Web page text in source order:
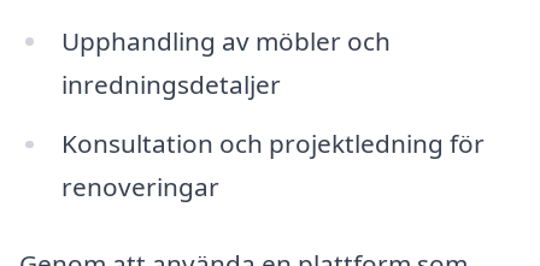
Upphandling av möbler och
inredningsdetaljer
Konsultation och projektledning för
renoveringar